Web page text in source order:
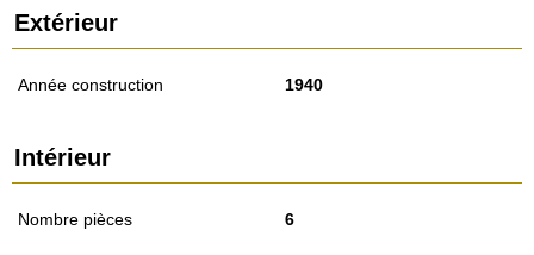
Extérieur
Année construction 1940
Intérieur
Nombre pièces 6